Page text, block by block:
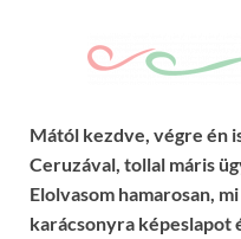
Mától kezdve, végre én
Ceruzával, tollal máris
Elolvasom hamarosan,
karácsonyra képeslapot